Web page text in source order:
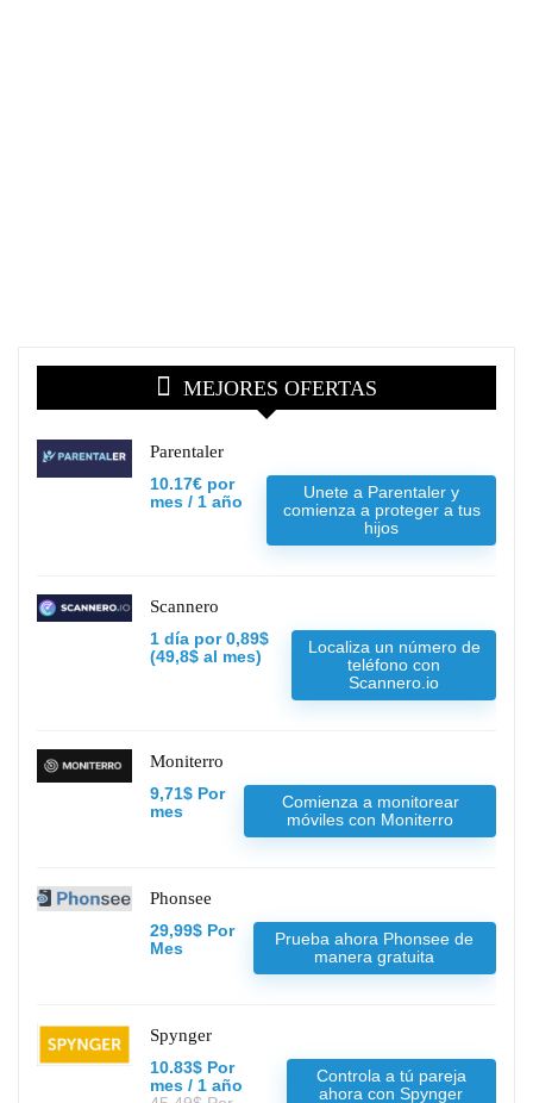
MEJORES OFERTAS
Parentaler
10.17€ por
mes / 1 año
Unete a Parentaler y
comienza a proteger a tus
hijos
Scannero
1 día por 0,89$
(49,8$ al mes)
Localiza un número de
teléfono con
Scannero.io
Moniterro
9,71$ Por
mes
Comienza a monitorear
móviles con Moniterro
Phonsee
29,99$ Por
Mes
Prueba ahora Phonsee de
manera gratuita
Spynger
10.83$ Por
mes / 1 año
Controla a tú pareja
ahora con Spynger